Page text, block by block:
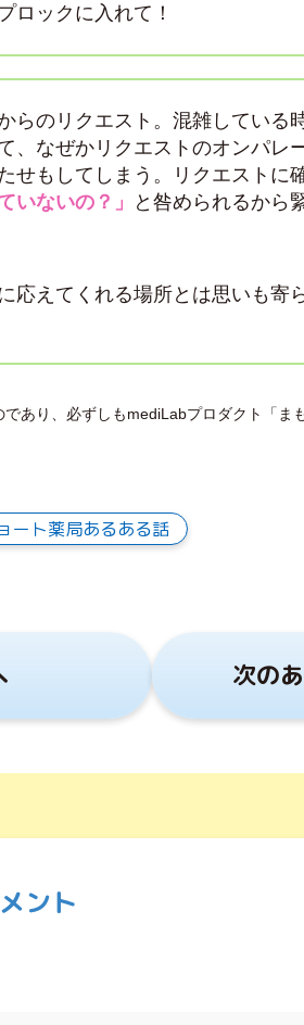
ロックに入れて！
らのリクエスト。混雑している
、なぜかリクエストのオンパレ
せもしてしまう。リクエストに
いないの？」
と咎められるから
応えてくれる場所とは思いも寄
あり、必ずしもmediLabプロダクト「ま
ート薬局あるある話
次の
ント